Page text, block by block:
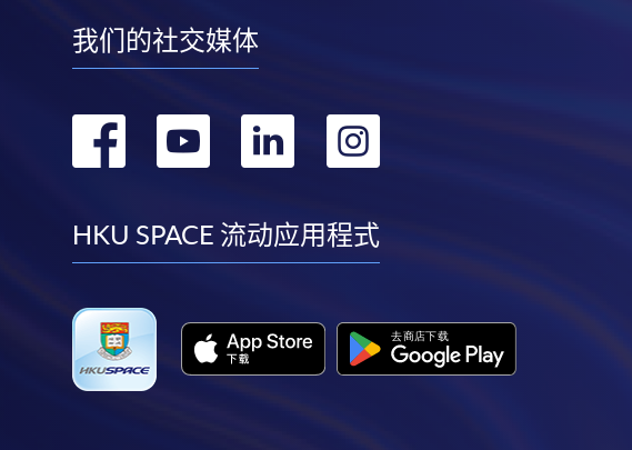
我们的社交媒体
转
facebook
转
youtube
转
linkedin
转
instagram
HKU SPACE 流动应用程式